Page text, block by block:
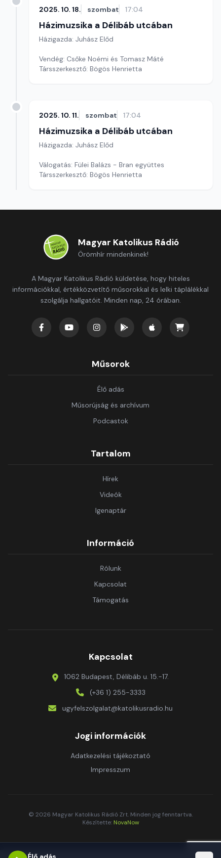
2025. 10. 18. szombat 17:04
Házimuzsika a Délibáb utcában
Házigazda: Juhász Előd
Vendég: Csőke Noémi és Tomasz Máté
Társszerkesztő: Bögös Henrietta
2025. 10. 11. szombat 17:04
Házimuzsika a Délibáb utcában
Házigazda: Juhász Előd
Válogatás: Fülei Balázs - Bran együttes
Társszerkesztő: Bögös Henrietta
Magyar Katolikus Rádió
Örömhír mindenkinek!
A Magyar Katolikus Rádió küldetése, hogy hiteles
információkkal, értékközvetítő műsorokkal és lelki táplálékkal
szolgálja hallgatóit. Minden nap, 24 órában.
Műsorok
Élő adás
Műsorújság és archívum
Podcastok
Tartalom
Hírek
Videók
Igenaptár
Információ
Rólunk
Kapcsolat
Támogatás
Kapcsolat
1062 Budapest, Délibáb u. 15.-17.
(+36 1) 255-3333
ugyfelszolgalat@katolikusradio.hu
Jogi információk
Adatkezelési tájékoztató
Impresszum
© 2026 Magyar Katolikus Rádió Zrt. Minden jog fenntartva.
Készítette: NovaNow